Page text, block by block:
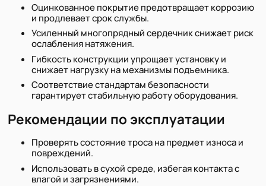
Оцинкованное покрытие предотвращает коррозию
и продлевает срок службы.
Усиленный многопрядный сердечник снижает риск
ослабления натяжения.
Гибкость конструкции упрощает установку и
снижает нагрузку на механизмы подъемника.
Соответствие стандартам безопасности
гарантирует стабильную работу оборудования.
Рекомендации по эксплуатации
Проверять состояние троса на предмет износа и
повреждений.
Использовать в сухой среде, избегая контакта с
влагой и загрязнениями.